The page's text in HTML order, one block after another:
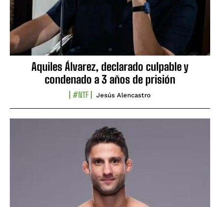
Aquiles Álvarez, declarado culpable y
condenado a 3 años de prisión
#NTF Jesús Alencastro